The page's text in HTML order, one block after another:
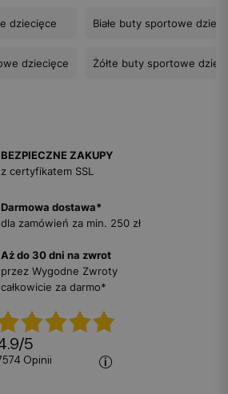
dziecięce
dziecięce
Białe buty sportowe
Żółte buty sportowe
BEZPIECZNE ZAKUPY
z certyfikatem SSL
Darmowa dostawa*
dla zamówień za min. 250 zł
Aż do 30 dni na zwrot
przez Wygodne Zwroty
całkowicie za darmo*
/5
opinii